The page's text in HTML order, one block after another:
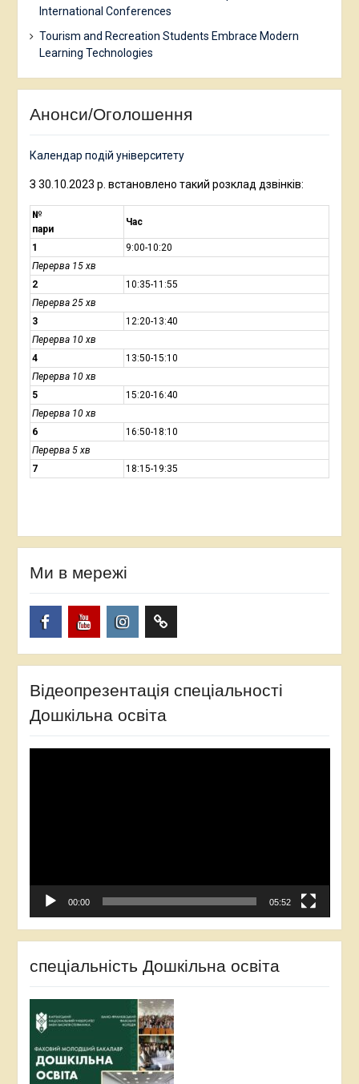
International Conferences
Tourism and Recreation Students Embrace Modern
Learning Technologies
Анонси/Оголошення
Календар подій університету
З 30.10.2023 р. встановлено такий розклад дзвінків:
№
пари
Час
1
9:00-10:20
Перерва 15 хв
2
10:35-11:55
Перерва 25 хв
3
12:20-13:40
Перерва 10 хв
4
13:50-15:10
Перерва 10 хв
5
15:20-16:40
Перерва 10 хв
6
16:50-18:10
Перерва 5 хв
7
18:15-19:35
Ми в мережі
Відеопрезентація спеціальності
Дошкільна освіта
00:00 05:52
спеціальність Дошкільна освіта